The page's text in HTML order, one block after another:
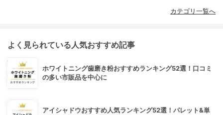
カテゴリ一覧へ
よく見られている人気おすすめ記事
ホワイトニング歯磨き粉おすすめランキング52選！口コミ
の多い市販品を中心に
アイシャドウおすすめ人気ランキング52選！パレット&単